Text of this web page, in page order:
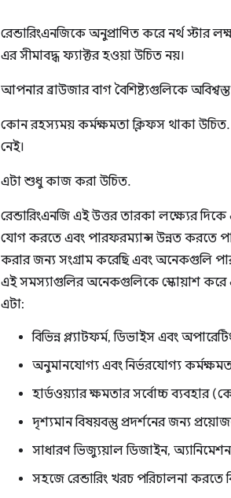
রেন্ডারিংএনজিকে অনুপ্রাণিত করে নর্থ স্টার
এর সীমাবদ্ধ ফ্যাক্টর হওয়া উচিত নয়।
আপনার ব্রাউজার বাগ বৈশিষ্ট্যগুলিকে
কোন রহস্যময় কর্মক্ষমতা ক্লিফস থাকা উচিত.
নেই।
এটা শুধু কাজ করা উচিত.
রেন্ডারিংএনজি এই উত্তর তারকা লক্ষ্যের
যোগ করতে এবং পারফরম্যান্স উন্নত করতে
করার জন্য সংগ্রাম করেছি এবং অনেকগুলি
এই সমস্যাগুলির অনেকগুলিকে স্কোয়াশ করে
এটা:
বিভিন্ন প্ল্যাটফর্ম, ডিভাইস এবং
অনুমানযোগ্য এবং নির্ভরযোগ্য
হার্ডওয়্যার ক্ষমতার সর্বোচ্চ ব্যবহার
দৃশ্যমান বিষয়বস্তু প্রদর্শনের জন্য
সাধারণ ভিজ্যুয়াল ডিজাইন, অ্যানিমেশন
সহজে রেন্ডারিং খরচ পরিচালনা করতে